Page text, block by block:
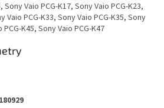
Sony Vaio PCG-K17, Sony Vaio PCG-K23,
Vaio PCG-K33, Sony Vaio PCG-K35, Sony
K45, Sony Vaio PCG-K47